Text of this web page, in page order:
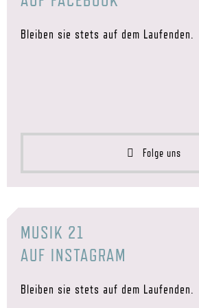
Bleiben sie stets auf dem Laufenden.
Folge uns
MUSIK 21
AUF INSTAGRAM
Bleiben sie stets auf dem Laufenden.